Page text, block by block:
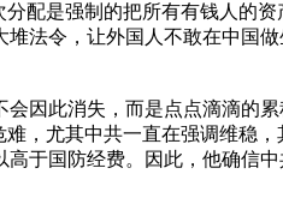
配是强制的把所有有钱人的
法令，让外国人不敢在中国
因此消失，而是点点滴滴的
，尤其中共一直在强调维稳
于国防经费。因此，他确信